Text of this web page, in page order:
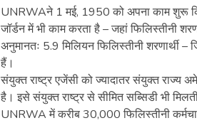
UNRWAने 1 मई, 1950 को अपना काम शुरू
जॉर्डन में भी काम करता है – जहां फिलिस्तीनी
अनुमानतः 5.9 मिलियन फिलिस्तीनी शरणार्थी
हैं।
संयुक्त राष्ट्र एजेंसी को ज्यादातर संयुक्त राज्य
है। इसे संयुक्त राष्ट्र से सीमित सब्सिडी भी
UNRWA में करीब 30,000 फिलिस्तीनी